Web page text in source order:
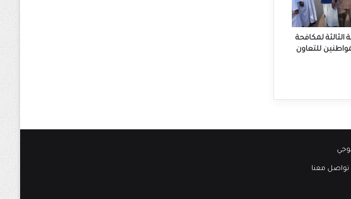
الثالثة لمكافحة
للتعاون
تواصل معنا